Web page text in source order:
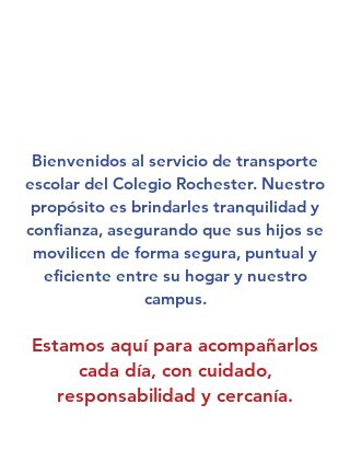
Bienvenidos al servicio de transporte
escolar del Colegio Rochester. Nuestro
propósito es brindarles tranquilidad y
confianza, asegurando que sus hijos se
movilicen de forma segura, puntual y
eficiente entre su hogar y nuestro
campus.
Estamos aquí para acompañarlos
cada día, con cuidado,
responsabilidad y cercanía.